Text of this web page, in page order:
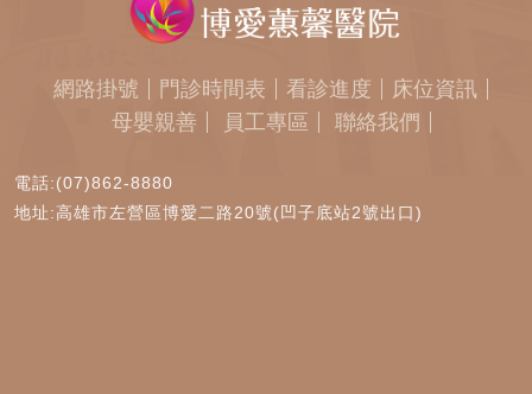
網路掛號 門診時間表 看診進度
床位資訊
母嬰親善
員工專區 聯絡我們
電話:(07)862-8880
地址:高雄市左營區博愛二路20號(凹子底站2號出口)